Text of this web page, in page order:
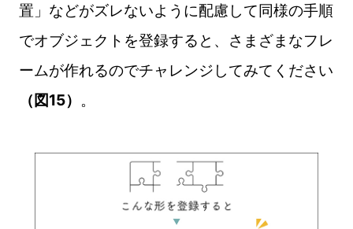
置」などがズレないように配慮して同様の手順
でオブジェクトを登録すると、さまざまなフレ
ームが作れるのでチャレンジしてみてください
（図15） 。